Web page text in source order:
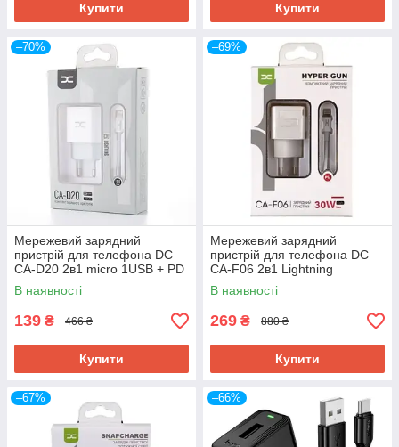
Купити Купити
–70%
Мережевий зарядний
пристрій для телефона DC
CA-D20 2в1 micro 1USB + PD
2.4A White
В наявності
139 ₴ 466 ₴
Купити
–69%
Мережевий зарядний
пристрій для телефона DC
CA-F06 2в1 Lightning
PD/30W/GaN Technology
White
В наявності
269 ₴ 880 ₴
Купити
–67% –66%